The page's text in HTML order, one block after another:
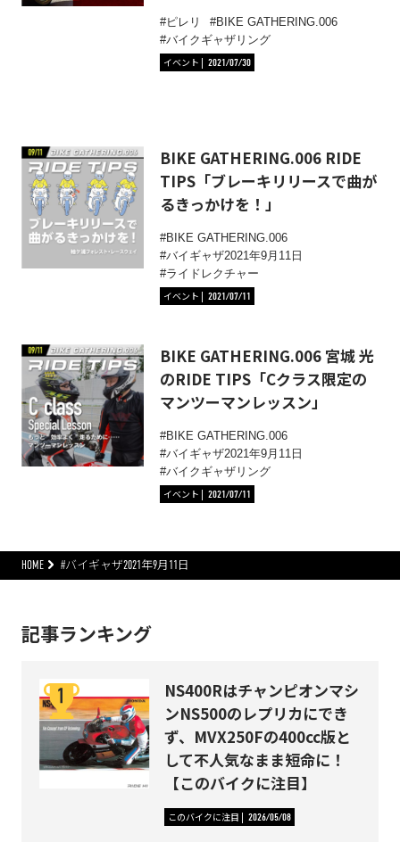
ピレリ
BIKE GATHERING.006
バイクギャザリング
イベント
2021/07/30
BIKE GATHERING.006 RIDE
TIPS「ブレーキリリースで曲が
るきっかけを！」
BIKE GATHERING.006
バイギャザ2021年9月11日
ライドレクチャー
イベント
2021/07/11
BIKE GATHERING.006 宮城 光
のRIDE TIPS「Cクラス限定の
マンツーマンレッスン」
BIKE GATHERING.006
バイギャザ2021年9月11日
バイクギャザリング
イベント
2021/07/11
HOME #バイギャザ2021年9月11日
記事ランキング
NS400Rはチャンピオンマシ
ンNS500のレプリカにでき
ず、MVX250Fの400cc版と
して不人気なまま短命に！
【このバイクに注目】
このバイクに注目 2026/05/08